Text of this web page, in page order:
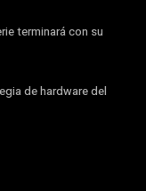
terminará con su
de hardware del